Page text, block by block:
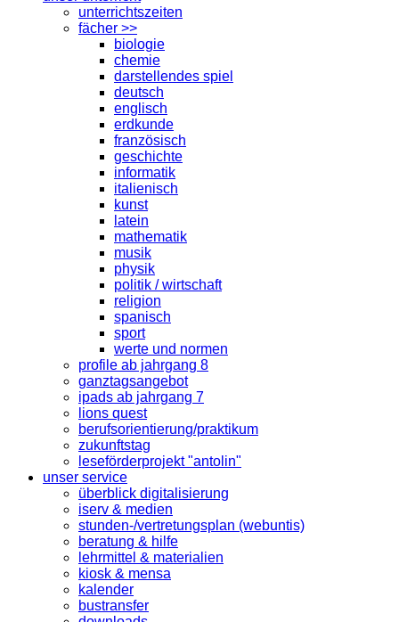
unterrichtszeiten
fächer >>
biologie
chemie
darstellendes spiel
deutsch
englisch
erdkunde
französisch
geschichte
informatik
italienisch
kunst
latein
mathematik
musik
physik
politik / wirtschaft
religion
spanisch
sport
werte und normen
profile ab jahrgang 8
ganztagsangebot
ipads ab jahrgang 7
lions quest
berufsorientierung/praktikum
zukunftstag
leseförderprojekt "antolin"
unser service
überblick digitalisierung
iserv & medien
stunden-/vertretungsplan (webuntis)
beratung & hilfe
lehrmittel & materialien
kiosk & mensa
kalender
bustransfer